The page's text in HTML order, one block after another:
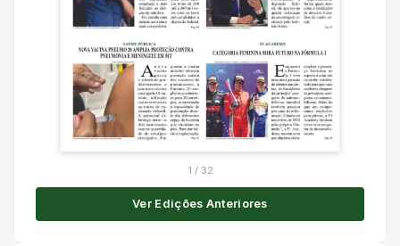
1 / 32
Ver Edições Anteriores